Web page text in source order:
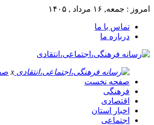
امروز : جمعه, ۱۶ مرداد , ۱۴۰۵
تماس با ما
درباره ما
x
صفحه نخست
فرهنگی
اقتصادی
اخبار استان
اجتماعی